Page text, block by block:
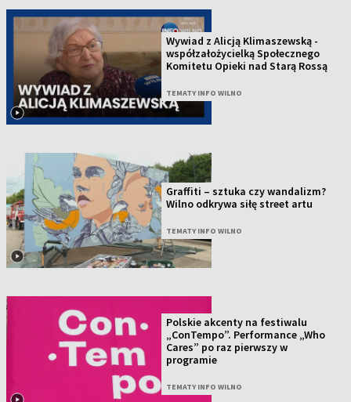
Wywiad z Alicją Klimaszewską -
współzałożycielką Społecznego
Komitetu Opieki nad Starą Rossą
TEMATY INFO WILNO
Graffiti – sztuka czy wandalizm?
Wilno odkrywa siłę street artu
TEMATY INFO WILNO
Polskie akcenty na festiwalu
„ConTempo”. Performance „Who
Cares” po raz pierwszy w
programie
TEMATY INFO WILNO